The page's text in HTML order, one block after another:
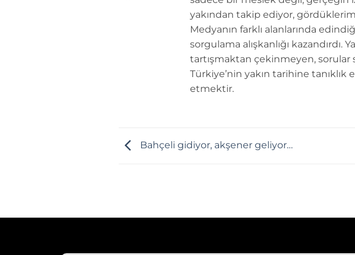
yakından takip ediyor, gördüklerimi
Medyanın farklı alanlarında
sorgulama alışkanlığı kazandırdı.
tartışmaktan çekinmeyen,
Türkiye’nin yakın tarihine
etmektir.
Bahçeli gidiyor, akşener geliyor…